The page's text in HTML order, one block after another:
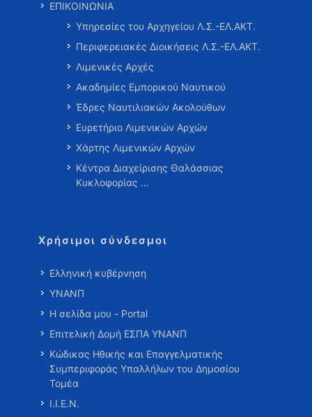
ΕΠΙΚΟΙΝΩΝΙΑ
Υπηρεσίες του Αρχηγείου Λ.Σ.-ΕΛ.ΑΚΤ.
Περιφερειακές Διοικήσεις Λ.Σ.-ΕΛ.ΑΚΤ.
Λιμενικές Αρχές
Ακαδημίες Εμπορικού Ναυτικού
Έδρες Ναυτιλιακών Ακολούθων
Ευρετήριο Λιμενικών Αρχών
Χάρτης Λιμενικών Αρχών
Κέντρα Διαχείρισης Θαλάσσιας
Κυκλοφορίας …
Χρήσιμοι σύνδεσμοι
Ελληνική κυβέρνηση
ΥΝΑΝΠ
Η σελίδα μου - Portal
Επιτελική Δομή ΕΣΠΑ ΥΝΑΝΠ
Κώδικας Ηθικής και Επαγγελματικής
Συμπεριφοράς Υπαλλήλων του Δημοσίου
Τομέα
Ι.Ι.Ε.Ν.